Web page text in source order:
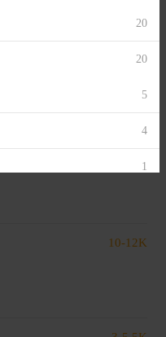
20
7
1
1
6
4
20
8
5
4
1
1
20
20
8-10K
9-95K
10-12K